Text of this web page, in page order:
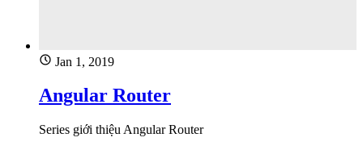
Jan 1, 2019
Angular Router
Series giới thiệu Angular Router